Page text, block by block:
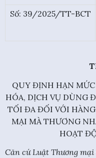
Số: 39/2025/TT-BCT
QUY ĐỊNH HẠN MỨC
HÓA, DỊCH VỤ DÙNG
TỐI ĐA ĐỐI VỚI
MẠI MÀ THƯƠNG
HOẠT
Căn cứ Luật Thương